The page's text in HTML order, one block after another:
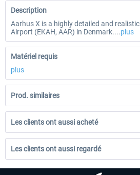
Description
Aarhus X is a highly detailed and
Airport (EKAH, AAR) in Denmark....plus
Matériel requis
plus
Prod. similaires
Les clients ont aussi acheté
Les clients ont aussi regardé